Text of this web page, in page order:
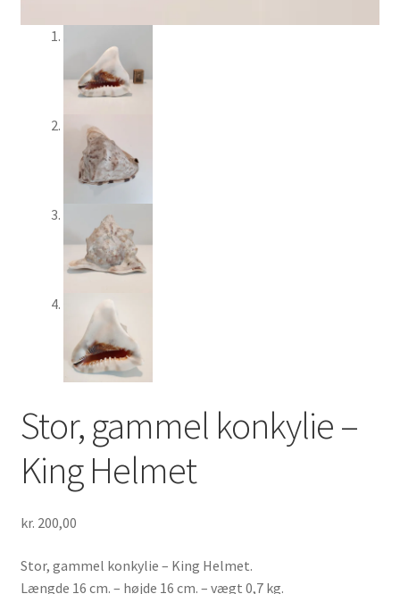
Stor, gammel konkylie –
King Helmet
kr. 200,00
Stor, gammel konkylie – King Helmet.
Længde 16 cm. – højde 16 cm. – vægt 0,7 kg.